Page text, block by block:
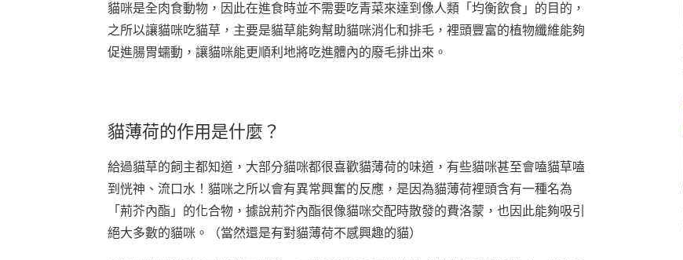
貓咪是全肉食動物，因此在進食時並不需要吃青菜來達到像人類「均衡飲食」的目的，
之所以讓貓咪吃貓草，主要是貓草能夠幫助貓咪消化和排毛，裡頭豐富的植物纖維能夠
促進腸胃蠕動，讓貓咪能更順利地將吃進體內的廢毛排出來。
貓薄荷的作用是什麼？
給過貓草的飼主都知道，大部分貓咪都很喜歡貓薄荷的味道，有些貓咪甚至會嗑貓草嗑
到恍神、流口水！貓咪之所以會有異常興奮的反應，是因為貓薄荷裡頭含有一種名為
「荊芥內酯」的化合物，據說荊芥內酯很像貓咪交配時散發的費洛蒙，也因此能夠吸引
絕大多數的貓咪。（當然還是有對貓薄荷不感興趣的貓）